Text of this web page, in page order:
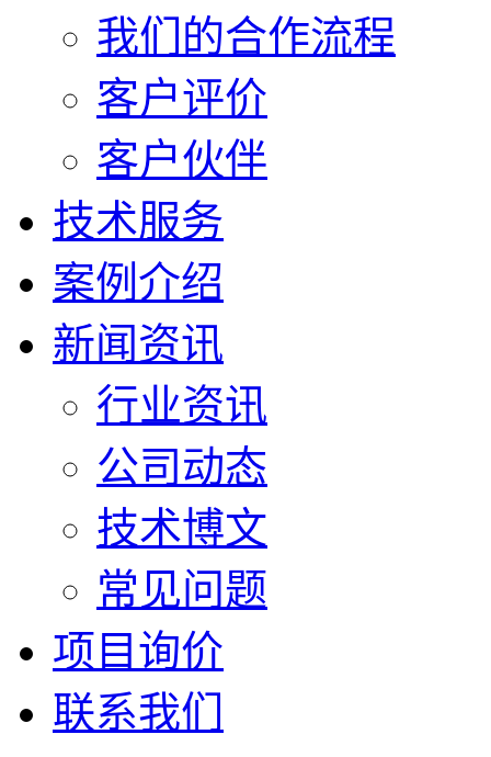
我们的合作流程
客户评价
客户伙伴
技术服务
案例介绍
新闻资讯
行业资讯
公司动态
技术博文
常见问题
项目询价
联系我们